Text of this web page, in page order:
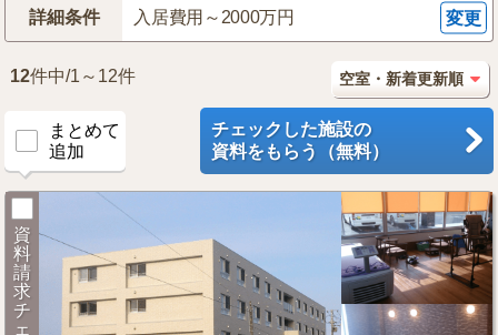
詳細条件 入居費用～2000万円 変更
12件中/1～12件
まとめて
追加
チェックした施設の
資料をもらう（無料）
資
料
請
求
チ
ェ